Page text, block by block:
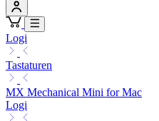
Logi
Tastaturen
MX Mechanical Mini for Mac
Logi